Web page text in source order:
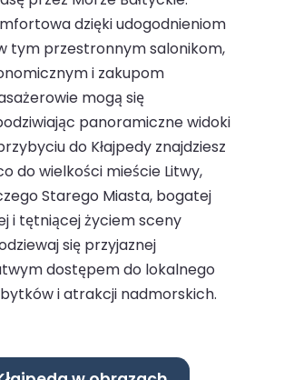
dzięki udogodnieniom
tym przestronnym salonikom,
i zakupom
mogą się
panoramiczne widoki
do Kłajpedy znajdziesz
do wielkości mieście Litwy,
Starego Miasta, bogatej
i tętniącej życiem sceny
się przyjaznej
dostępem do lokalnego
i atrakcji nadmorskich.